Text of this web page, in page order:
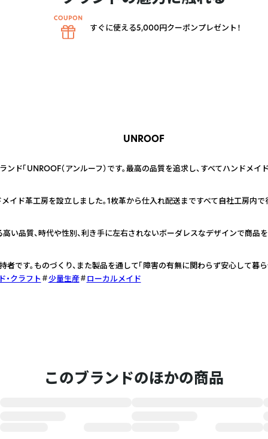
UNROOF
ド「UNROOF（アンルーフ）です。最高の品質を追求し、すべてハンドメ
イド革工房を設立しました。1枚革から仕入れ配送まですべて自社工房内で
い品質、時代や性別、利き手に左右されないボーダレスなデザインで商品
です。ものづくり、また製品を通して「障害の有無に関わらず安心して暮ら
・クラフト
少量生産 ローカルメイド
このブランドのほかの商品
すぐに使える5,000円クーポンプレゼント！